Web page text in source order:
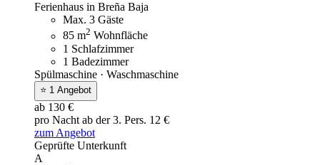
Ferienhaus in Breña Baja
Max. 3 Gäste
85 m2 Wohnfläche
1 Schlafzimmer
1 Badezimmer
Spülmaschine · Waschmaschine
⭐ 1 Angebot
ab 130 €
pro Nacht ab der 3. Pers. 12 €
zum Angebot
Geprüfte Unterkunft
A